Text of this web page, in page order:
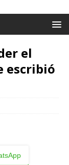
el
escribió